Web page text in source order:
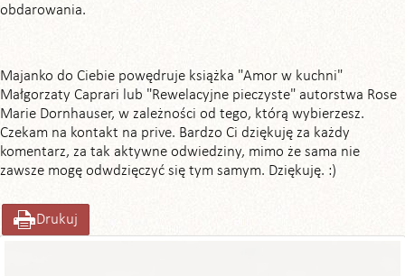
obdarowania.
Majanko do Ciebie powędruje książka "Amor w kuchni"
Małgorzaty Caprari lub "Rewelacyjne pieczyste" autorstwa Rose
Marie Dornhauser, w zależności od tego, którą wybierzesz.
Czekam na kontakt na prive. Bardzo Ci dziękuję za każdy
komentarz, za tak aktywne odwiedziny, mimo że sama nie
zawsze mogę odwdzięczyć się tym samym. Dziękuję. :)
Drukuj